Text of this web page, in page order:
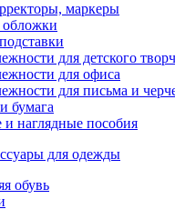
маркеры
для детского
для офиса
для письма и
бумага
наглядные пособия
для одежды
обувь